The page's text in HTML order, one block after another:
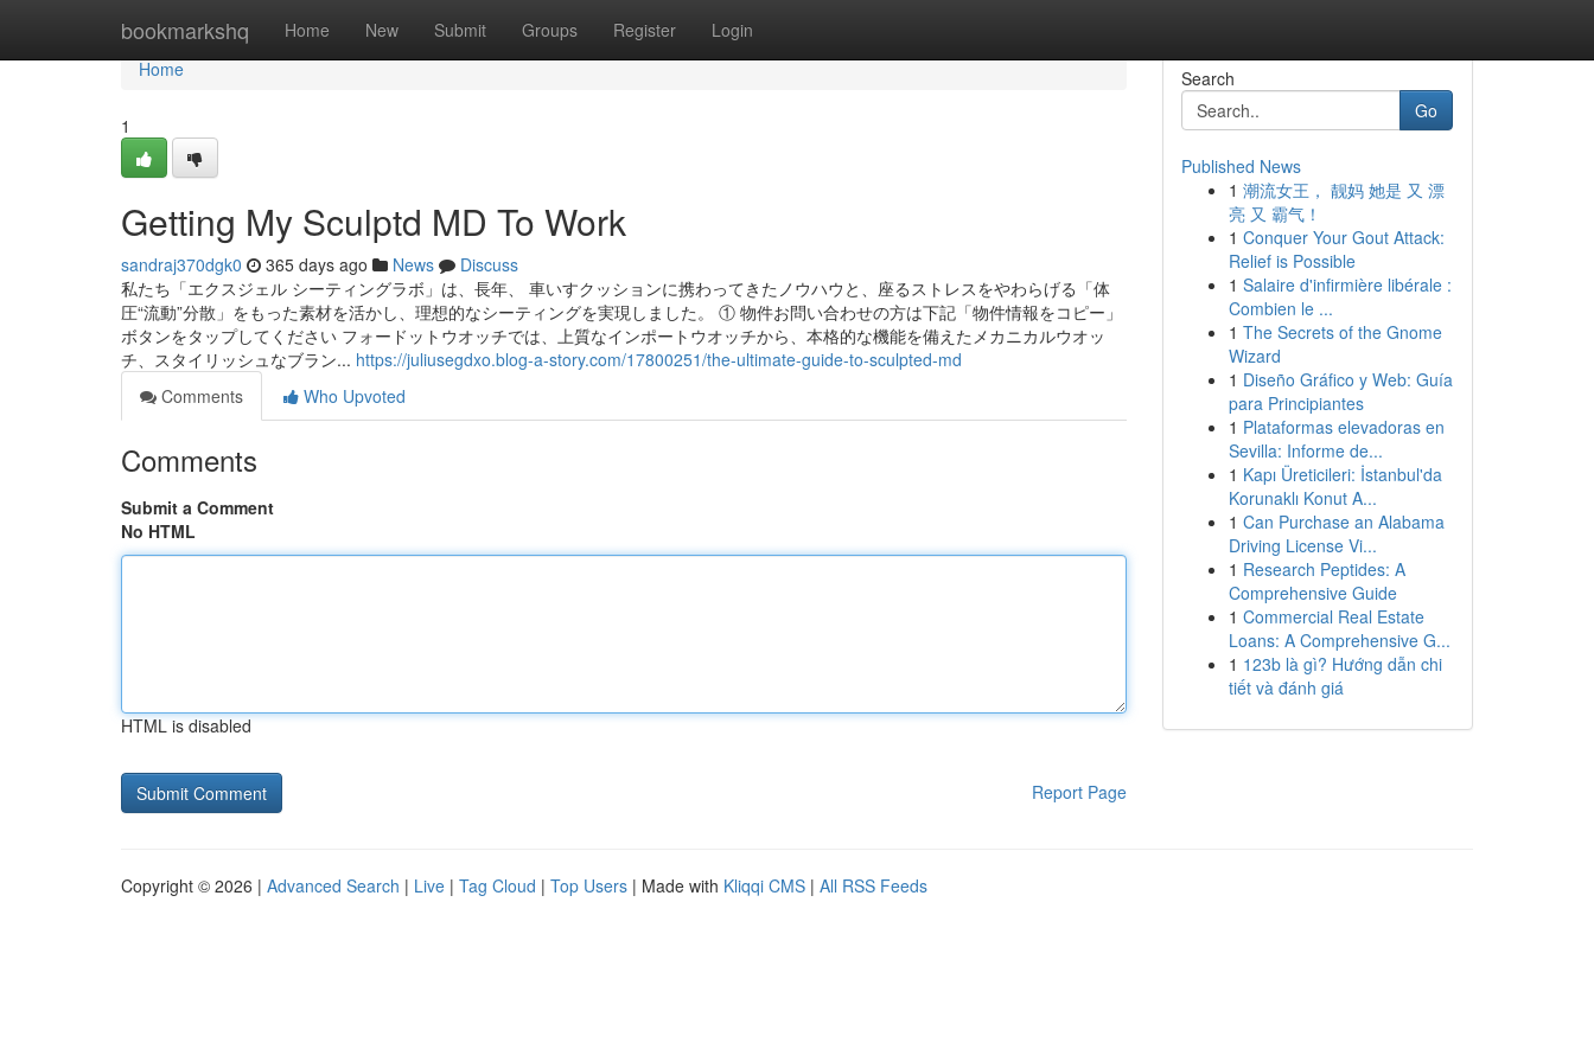
bookmarkshq Home New Submit Groups Register Login
Home
Home
1
Getting My Sculptd MD To Work
sandraj370dgk0 365 days ago News
Discuss
私たち「エクスジェル シーティングラボ」は、長年、 車いすクッションに携わってきたノウハウと、座るストレスをやわらげる「体
圧“流動”分散」をもった素材を活かし、理想的なシーティングを実現しました。 ① 物件お問い合わせの方は下記「物件情報をコピー」
ボタンをタップしてください フォードットウオッチでは、上質なインポートウオッチから、本格的な機能を備えたメカニカルウオッ
チ、スタイリッシュなブラン... https://juliusegdxo.blog-a-story.com/17800251/the-ultimate-guide-to-sculpted-md
Comments
Who Upvoted
Comments
Submit a Comment
No HTML
HTML is disabled
Report Page
Search
Go
Published News
1 潮流女王， 靓妈 她是 又 漂
亮 又 霸气！
1 Conquer Your Gout Attack:
Relief is Possible
1 Salaire d'infirmière libérale :
Combien le ...
1 The Secrets of the Gnome
Wizard
1 Diseño Gráfico y Web: Guía
para Principiantes
1 Plataformas elevadoras en
Sevilla: Informe de...
1 Kapı Üreticileri: İstanbul'da
Korunaklı Konut A...
1 Can Purchase an Alabama
Driving License Vi...
1 Research Peptides: A
Comprehensive Guide
1 Commercial Real Estate
Loans: A Comprehensive G...
1 123b là gì? Hướng dẫn chi
tiết và đánh giá
Copyright © 2026 | Advanced Search | Live | Tag Cloud | Top Users | Made with Kliqqi CMS | All RSS Feeds